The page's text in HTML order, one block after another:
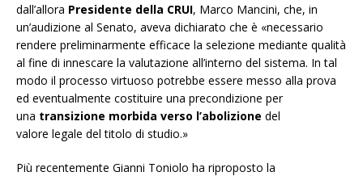
dall’allora Presidente della CRUI, Marco Mancini, che, in
un’audizione al Senato, aveva dichiarato che è «necessario
rendere preliminarmente efficace la selezione mediante qualità
al fine di innescare la valutazione all’interno del sistema. In tal
modo il processo virtuoso potrebbe essere messo alla prova
ed eventualmente costituire una precondizione per
una transizione morbida verso l’abolizione del
valore legale del titolo di studio.»
Più recentemente Gianni Toniolo ha riproposto la